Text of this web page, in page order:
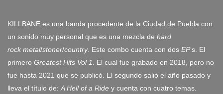
KILLBANE es una banda procedente de la Ciudad de Puebla con
un sonido muy personal que es una mezcla de hard
rock metal/stoner/country. Este combo cuenta con dos EP‘s. El
primero Greatest Hits Vol 1
. El cual fue grabado en 2018, pero no
fue hasta 2021 que se publicó. El segundo salió el año pasado y
lleva el título de: A Hell of a Ride y cuenta con cuatro temas.